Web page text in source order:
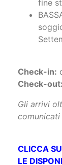
Check-
Gli arrivi
comunicati
LE